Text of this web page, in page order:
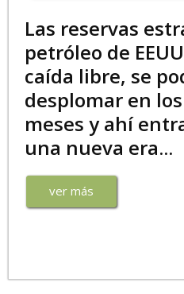
Las reservas
petróleo de
caída libre, se
desplomar en
meses y ahí
una nueva era...
ver más